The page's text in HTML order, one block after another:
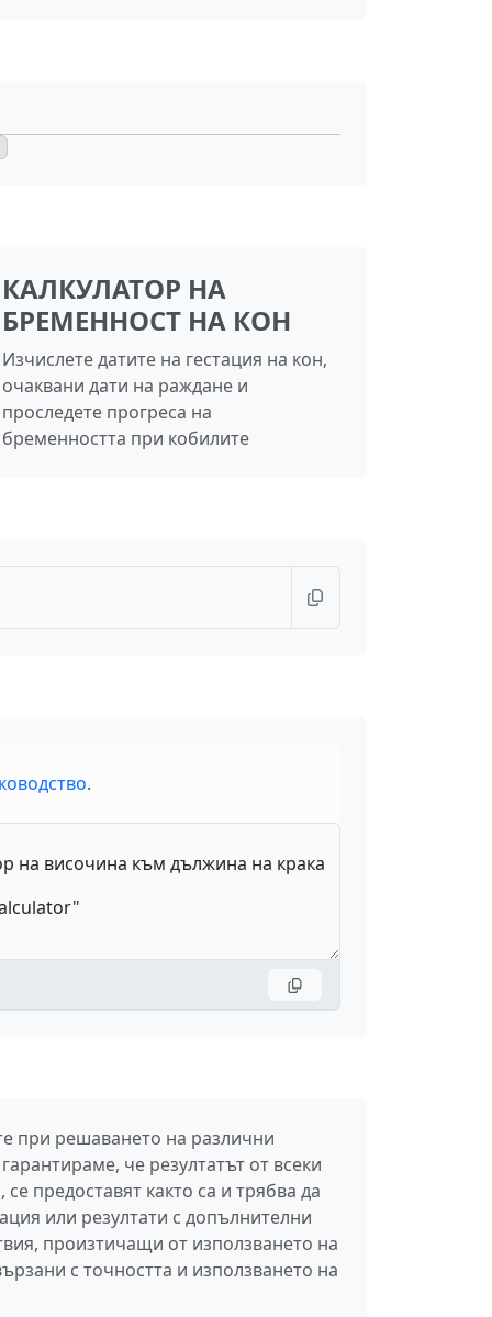
КАЛКУЛАТОР НА
БРЕМЕННОСТ НА КОН
Изчислете датите на гестация на кон,
очаквани дати на раждане и
проследете прогреса на
бременността при кобилите
.
при решаването на различни
че резултатът от всеки
предоставят както са и трябва да
или резултати с допълнителни
произтичащи от използването на
с точността и използването на